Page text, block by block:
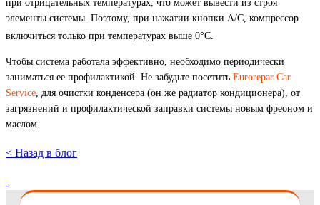
при отрицательных температурах, что может вывести из строя
элементы системы. Поэтому, при нажатии кнопки А/С, компрессор
включиться только при температурах выше 0°C.
Чтобы система работала эффективно, необходимо периодически
заниматься ее профилактикой. Не забудьте посетить Eurorepar Car
Service , для очистки конденсера (он же радиатор кондиционера), от
загрязнений и профилактической заправки системы новым фреоном и
маслом.
< Назад в блог